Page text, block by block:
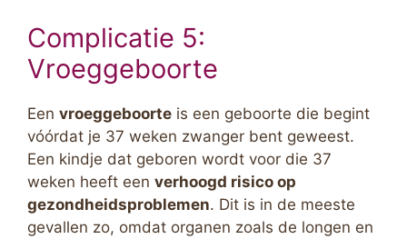
Complicatie 5:
Vroeggeboorte
Een vroeggeboorte is een geboorte die begint
vóórdat je 37 weken zwanger bent geweest.
Een kindje dat geboren wordt voor die 37
weken heeft een verhoogd risico op
gezondheidsproblemen. Dit is in de meeste
gevallen zo, omdat organen zoals de longen en